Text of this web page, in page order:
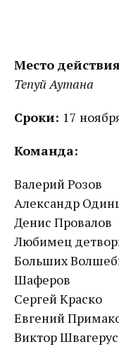
Место
Тепуй Аутана
Сроки: 17
Команда:
Валерий Розов
Александр
Денис Провалов
Любимец
Больших
Шаферов
Сергей Краско
Евгений
Виктор Швагерус